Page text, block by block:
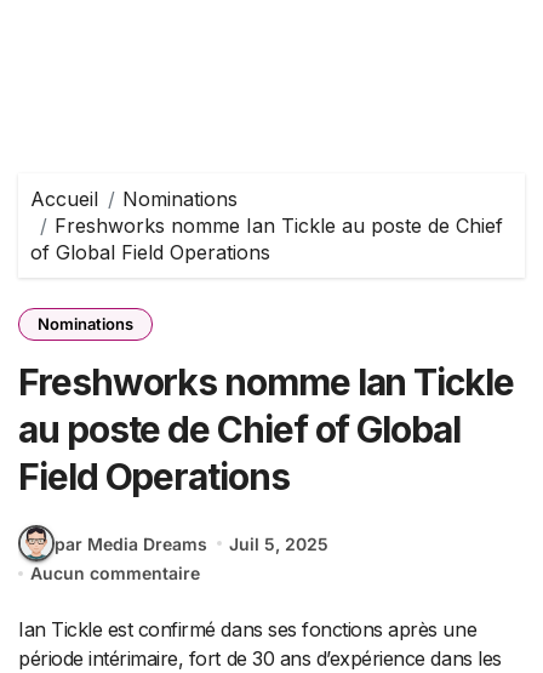
Accueil
Nominations
Freshworks nomme Ian Tickle au poste de Chief
of Global Field Operations
Nominations
Freshworks nomme Ian Tickle
au poste de Chief of Global
Field Operations
par Media Dreams
Juil 5, 2025
Aucun commentaire
Ian Tickle est confirmé dans ses fonctions après une
période intérimaire, fort de 30 ans d’expérience dans les